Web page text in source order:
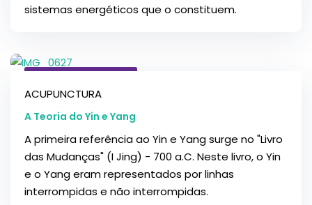
sistemas energéticos que o constituem.
ACUPUNCTURA
A Teoria do Yin e Yang
A primeira referência ao Yin e Yang surge no "Livro
das Mudanças" (I Jing) - 700 a.C. Neste livro, o Yin
e o Yang eram representados por linhas
interrompidas e não interrompidas.